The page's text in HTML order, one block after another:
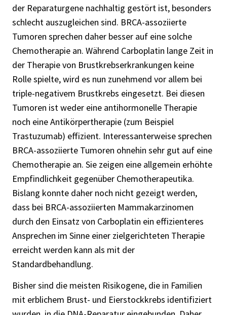
der Reparaturgene nachhaltig gestört ist, besonders
schlecht auszugleichen sind. BRCA-assoziierte
Tumoren sprechen daher besser auf eine solche
Chemotherapie an. Während Carboplatin lange Zeit in
der Therapie von Brustkrebserkrankungen keine
Rolle spielte, wird es nun zunehmend vor allem bei
triple-negativem Brustkrebs eingesetzt. Bei diesen
Tumoren ist weder eine antihormonelle Therapie
noch eine Antikörpertherapie (zum Beispiel
Trastuzumab) effizient. Interessanterweise sprechen
BRCA-assoziierte Tumoren ohnehin sehr gut auf eine
Chemotherapie an. Sie zeigen eine allgemein erhöhte
Empfindlichkeit gegenüber Chemotherapeutika.
Bislang konnte daher noch nicht gezeigt werden,
dass bei BRCA-assoziierten Mammakarzinomen
durch den Einsatz von Carboplatin ein effizienteres
Ansprechen im Sinne einer zielgerichteten Therapie
erreicht werden kann als mit der
Standardbehandlung.
Bisher sind die meisten Risikogene, die in Familien
mit erblichem Brust- und Eierstockkrebs identifiziert